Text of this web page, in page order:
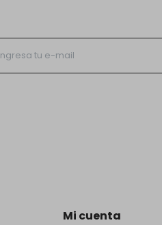
Mi cuenta